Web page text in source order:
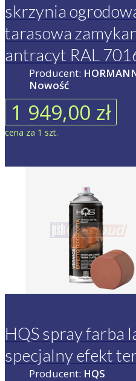
skrzynia
tarasowa
antracyt RAL
Producent:
Nowość
1 949,00 zł
cena za 1 szt.
HQS spray farba
specjalny efekt
Producent: HQS